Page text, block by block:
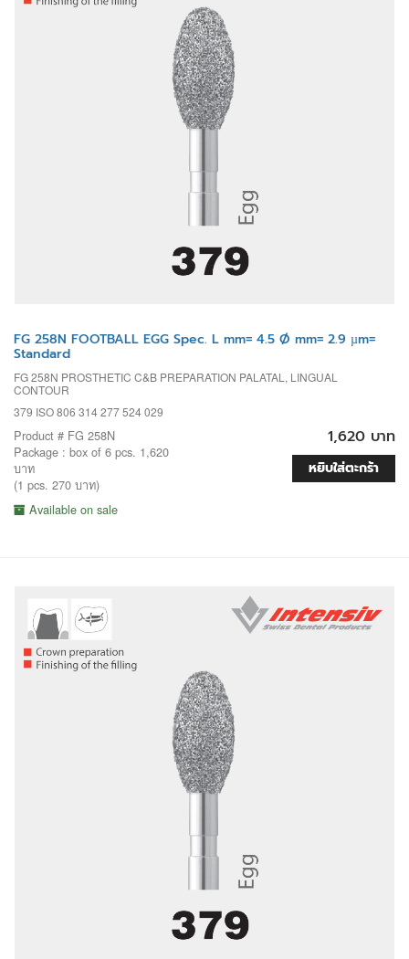
FG 258N FOOTBALL EGG Spec. L mm= 4.5 Ø mm= 2.9 µm=
Standard
FG 258N PROSTHETIC C&B PREPARATION PALATAL, LINGUAL
CONTOUR
379 ISO 806 314 277 524 029
Product # FG 258N
Package : box of 6 pcs. 1,620
บาท
(1 pcs. 270 บาท)
Available on sale
1,620 บาท
หยิบใส่ตะกร้า